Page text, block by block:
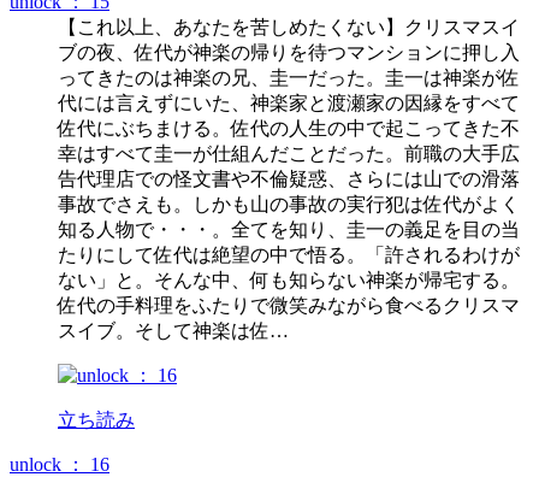
【これ以上、あなたを苦しめたくない】クリスマスイ
ブの夜、佐代が神楽の帰りを待つマンションに押し入
ってきたのは神楽の兄、圭一だった。圭一は神楽が佐
代には言えずにいた、神楽家と渡瀬家の因縁をすべて
佐代にぶちまける。佐代の人生の中で起こってきた不
幸はすべて圭一が仕組んだことだった。前職の大手広
告代理店での怪文書や不倫疑惑、さらには山での滑落
事故でさえも。しかも山の事故の実行犯は佐代がよく
知る人物で・・・。全てを知り、圭一の義足を目の当
たりにして佐代は絶望の中で悟る。「許されるわけが
ない」と。そんな中、何も知らない神楽が帰宅する。
佐代の手料理をふたりで微笑みながら食べるクリスマ
スイブ。そして神楽は佐…
立ち読み
unlock ： 16